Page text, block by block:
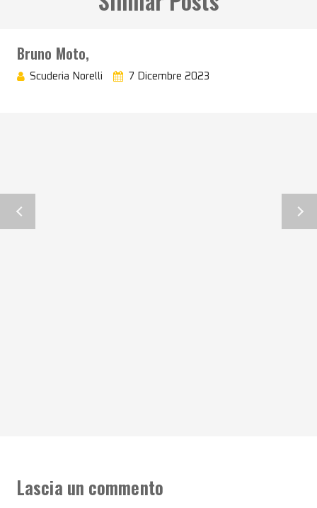
Bruno Moto,
Scuderia Norelli 7 Dicembre 2023
Lascia un commento